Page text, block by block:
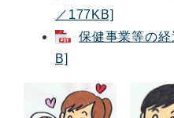
／177KB]
保健事業等の
B]